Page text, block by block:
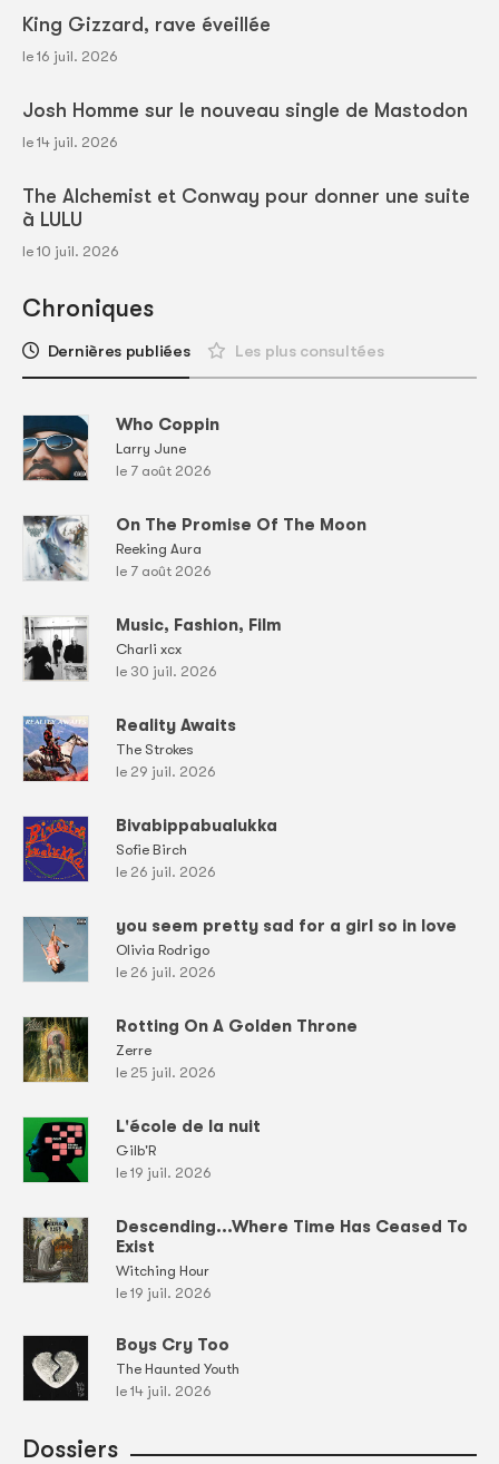
King Gizzard, rave éveillée
le 16 juil. 2026
Josh Homme sur le nouveau single de Mastodon
le 14 juil. 2026
The Alchemist et Conway pour donner une suite
à LULU
le 10 juil. 2026
Chroniques
Dernières publiées Les plus consultées
Who Coppin
Larry June
le 7 août 2026
On The Promise Of The Moon
Reeking Aura
le 7 août 2026
Music, Fashion, Film
Charli xcx
le 30 juil. 2026
Reality Awaits
The Strokes
le 29 juil. 2026
Bivabippabualukka
Sofie Birch
le 26 juil. 2026
you seem pretty sad for a girl so in love
Olivia Rodrigo
le 26 juil. 2026
Rotting On A Golden Throne
Zerre
le 25 juil. 2026
L'école de la nuit
Gilb'R
le 19 juil. 2026
Descending...Where Time Has Ceased To
Exist
Witching Hour
le 19 juil. 2026
Boys Cry Too
The Haunted Youth
le 14 juil. 2026
Dossiers